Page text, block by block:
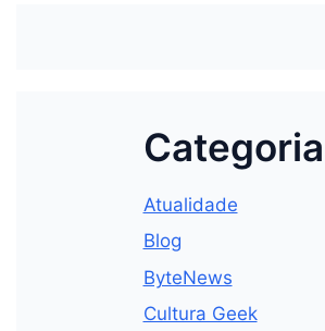
Atualidade
Blog
ByteNews
Cultura Geek